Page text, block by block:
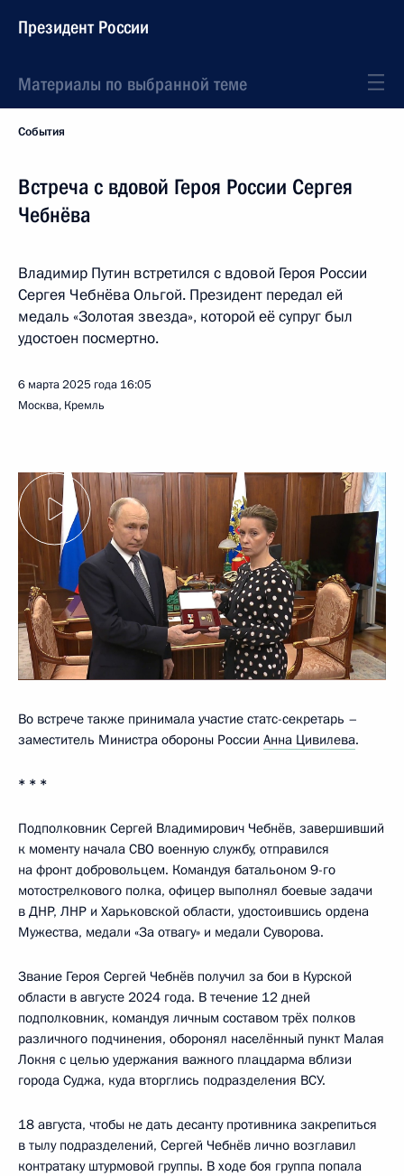
Президент России
Материалы по выбранной теме
События
Встреча с вдовой Героя России Сергея
Чебнёва
Владимир Путин встретился с вдовой Героя России
Сергея Чебнёва Ольгой. Президент передал ей
медаль «Золотая звезда», которой её супруг был
удостоен посмертно.
6 марта 2025 года 16:05
Москва, Кремль
Во встрече также принимала участие статс-секретарь –
заместитель Министра обороны России Анна Цивилева.
* * *
Подполковник Сергей Владимирович Чебнёв, завершивший
к моменту начала СВО военную службу, отправился
на фронт добровольцем. Командуя батальоном 9-го
мотострелкового полка, офицер выполнял боевые задачи
в ДНР, ЛНР и Харьковской области, удостоившись ордена
Мужества, медали «За отвагу» и медали Суворова.
Звание Героя Сергей Чебнёв получил за бои в Курской
области в августе 2024 года. В течение 12 дней
подполковник, командуя личным составом трёх полков
различного подчинения, оборонял населённый пункт Малая
Локня с целью удержания важного плацдарма вблизи
города Суджа, куда вторглись подразделения ВСУ.
18 августа, чтобы не дать десанту противника закрепиться
в тылу подразделений, Сергей Чебнёв лично возглавил
контратаку штурмовой группы. В ходе боя группа попала